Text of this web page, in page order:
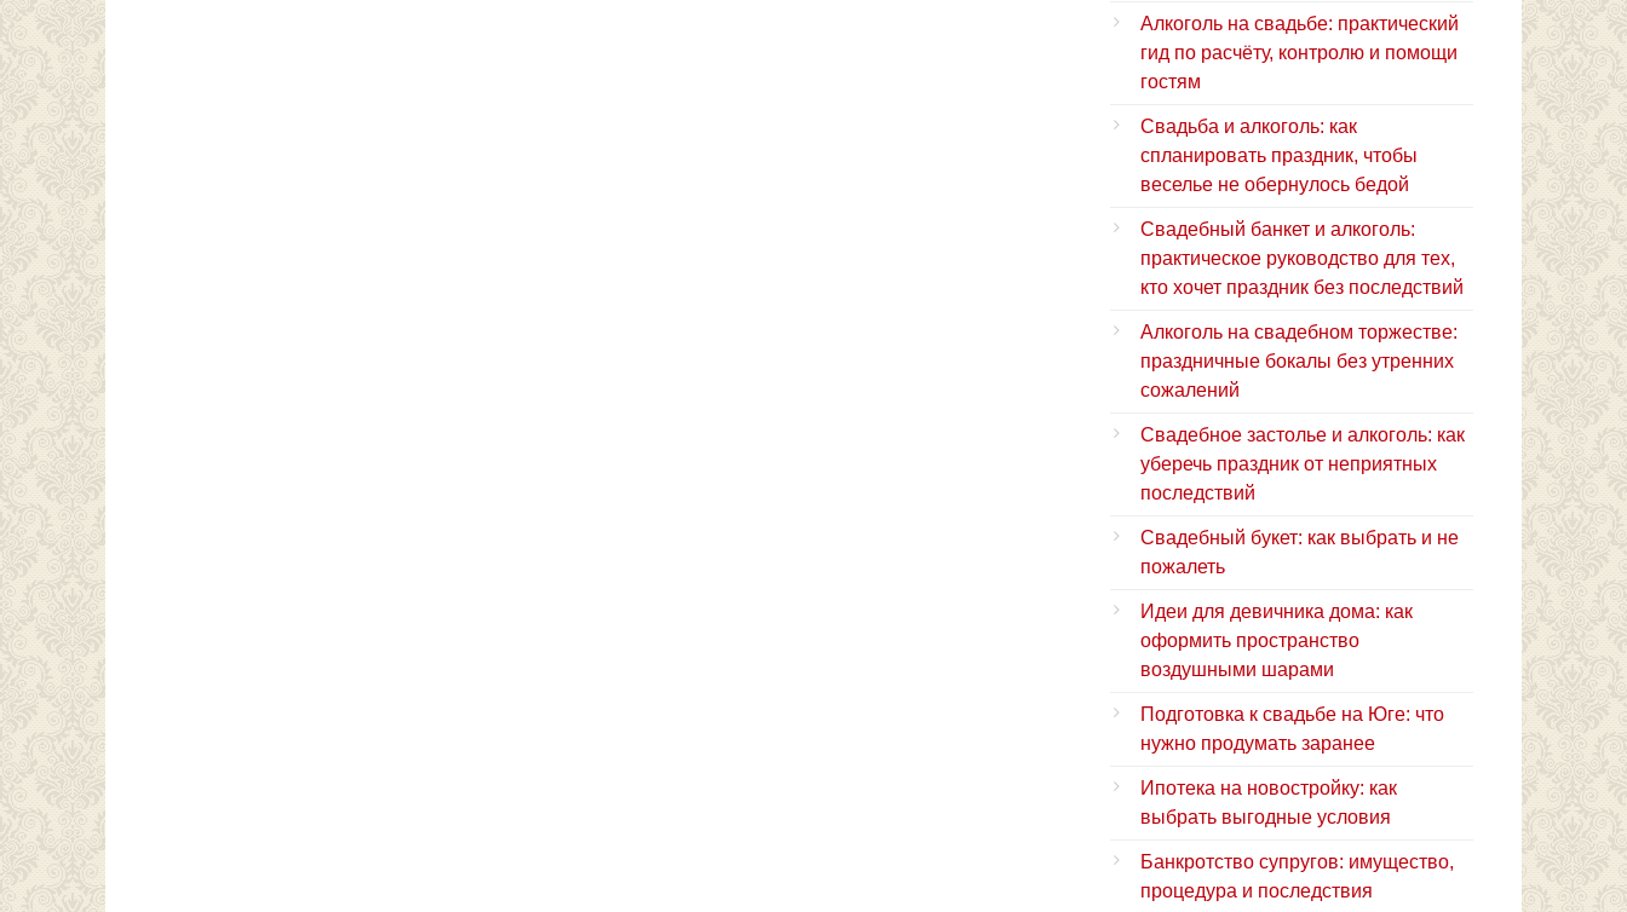
Алкоголь на свадьбе: практический
гид по расчёту, контролю и помощи
гостям
Свадьба и алкоголь: как
спланировать праздник, чтобы
веселье не обернулось бедой
Свадебный банкет и алкоголь:
практическое руководство для тех,
кто хочет праздник без последствий
Алкоголь на свадебном торжестве:
праздничные бокалы без утренних
сожалений
Свадебное застолье и алкоголь: как
уберечь праздник от неприятных
последствий
Свадебный букет: как выбрать и не
пожалеть
Идеи для девичника дома: как
оформить пространство
воздушными шарами
Подготовка к свадьбе на Юге: что
нужно продумать заранее
Ипотека на новостройку: как
выбрать выгодные условия
Банкротство супругов: имущество,
процедура и последствия